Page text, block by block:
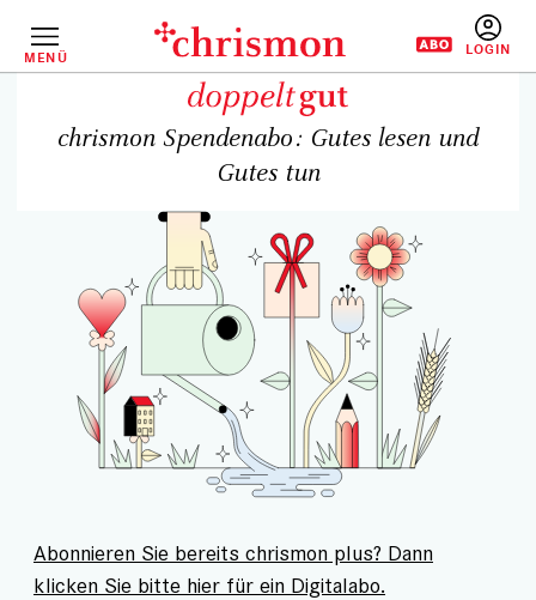
InhaltMENÜ
chrismon Spendenabo: Gutes lesen und
Gutes tun
Abonnieren Sie bereits chrismon plus? Dann
klicken Sie bitte hier für ein Digitalabo.